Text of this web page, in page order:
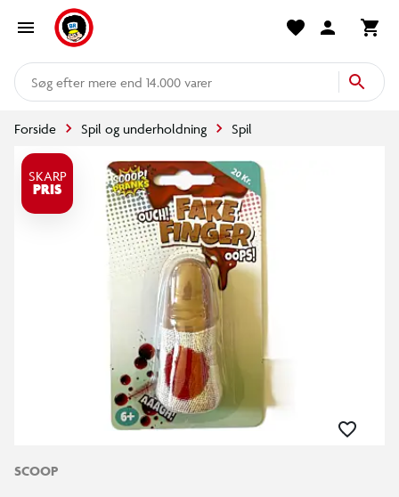
mere end 14.000 varer
Forside Spil og underholdning Spil
SKARP
PRIS
SCOOP